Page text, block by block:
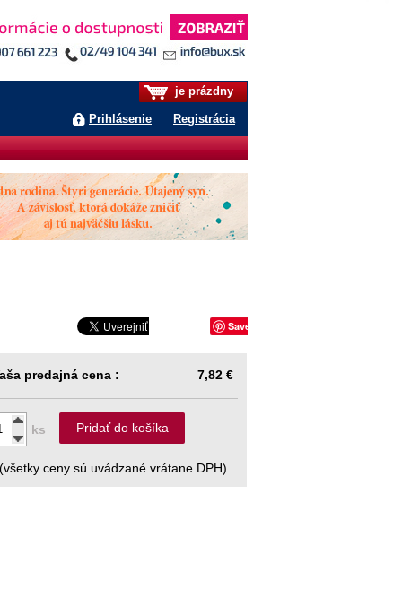
je prázdny
Prihlásenie Registrácia
Save
predajná cena : 7,82 €
ks Pridať do košíka
(všetky ceny sú uvádzané vrátane DPH)